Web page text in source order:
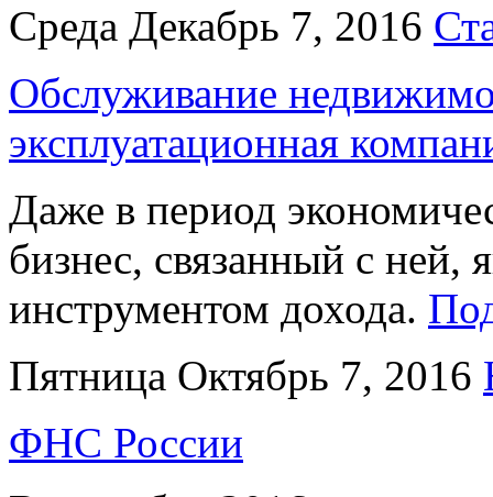
Среда Декабрь 7, 2016
Обслуживание
эксплуатационная
Даже в период
бизнес, связанный с ней,
инструментом дохода.
Пятница Октябрь 7, 2016
ФНС России